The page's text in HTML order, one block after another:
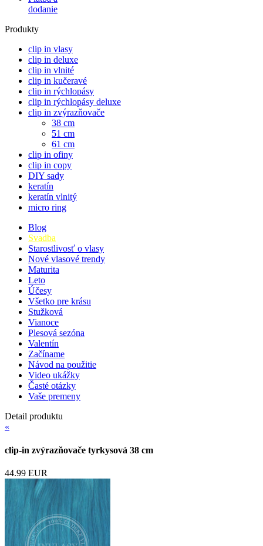
dodanie
Produkty
clip in vlasy
clip in deluxe
clip in vlnité
clip in kučeravé
clip in rýchlopásy
clip in rýchlopásy deluxe
clip in zvýrazňovače
38 cm
51 cm
61 cm
clip in ofiny
clip in copy
DIY sady
keratín
keratín vlnitý
micro ring
Blog
Svadba
Starostlivosť o vlasy
Nové vlasové trendy
Maturita
Leto
Účesy
Všetko pre krásu
Stužková
Vianoce
Plesová sezóna
Valentín
Začíname
Návod na použitie
Video ukážky
Časté otázky
Vaše premeny
Detail produktu
«
clip-in zvýrazňovače tyrkysová 38 cm
44.99 EUR